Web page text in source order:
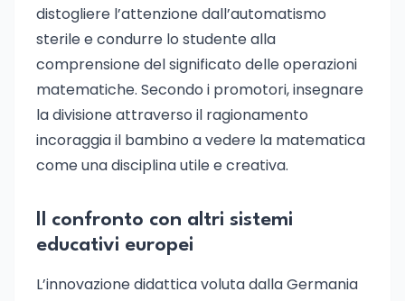
distogliere l’attenzione dall’automatismo
sterile e condurre lo studente alla
comprensione del significato delle operazioni
matematiche. Secondo i promotori, insegnare
la divisione attraverso il ragionamento
incoraggia il bambino a vedere la matematica
come una disciplina utile e creativa.
Il confronto con altri sistemi
educativi europei
L’innovazione didattica voluta dalla Germania